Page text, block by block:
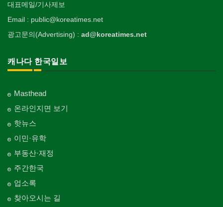
대표메일/기사제보
Email : public@koreatimes.net
광고문의(Advertising) : ad@koreatimes.net
캐나다 한국일보
Masthead
온라인지면 보기
핫뉴스
이민·유학
부동산·재정
주간한국
업소록
찾아오시는 길